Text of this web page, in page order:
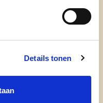
Details tonen